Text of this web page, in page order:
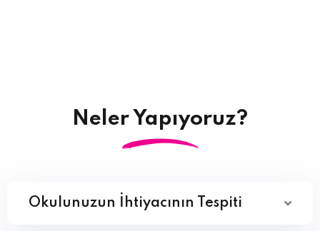
Neler Yapıyoruz?
Okulunuzun İhtiyacının Tespiti